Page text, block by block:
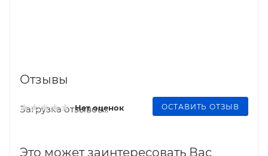
Отзывы
Нет оценок ОСТАВИТЬ ОТЗЫВ
Загрузка отзывов...
Это может заинтересовать Вас